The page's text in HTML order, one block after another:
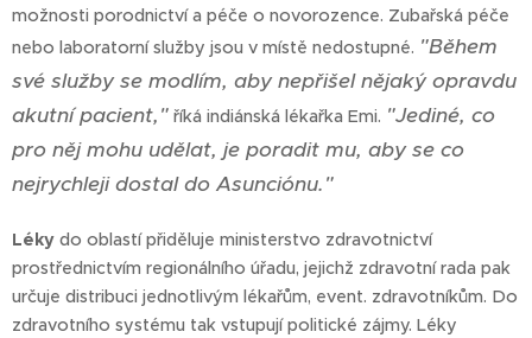
možnosti porodnictví a péče o novorozence. Zubařská péče
nebo laboratorní služby jsou v místě nedostupné. "Během
své služby se modlím, aby nepřišel nějaký opravdu
akutní pacient," říká indiánská lékařka Emi. "Jediné, co
pro něj mohu udělat, je poradit mu, aby se co
nejrychleji dostal do Asunciónu."
Léky do oblastí přiděluje ministerstvo zdravotnictví
prostřednictvím regionálního úřadu, jejichž zdravotní rada pak
určuje distribuci jednotlivým lékařům, event. zdravotníkům. Do
zdravotního systému tak vstupují politické zájmy. Léky